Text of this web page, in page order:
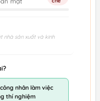
nhà sản xuất và kinh
nhân làm việc
thí nghiệm